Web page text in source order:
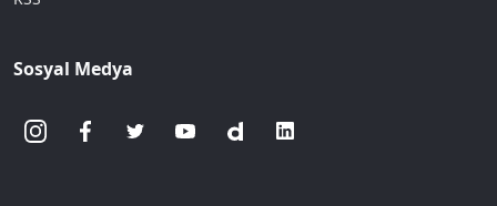
Sosyal Medya